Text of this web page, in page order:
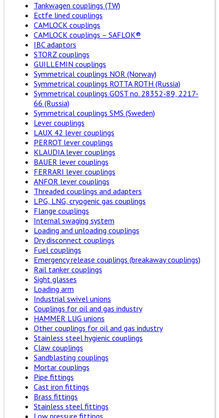
Tankwagen couplings (TW)
Ectfe lined couplings
CAMLOCK couplings
CAMLOCK couplings – SAFLOK®
IBC adaptors
STORZ couplings
GUILLEMIN couplings
Symmetrical couplings NOR (Norway)
Symmetrical couplings ROTTA ROTH (Russia)
Symmetrical couplings GOST no. 28352-89, 2217-
66 (Russia)
Symmetrical couplings SMS (Sweden)
Lever couplings
LAUX 42 lever couplings
PERROT lever couplings
KLAUDIA lever couplings
BAUER lever couplings
FERRARI lever couplings
ANFOR lever couplings
Threaded couplings and adapters
LPG, LNG, cryogenic gas couplings
Flange couplings
Internal swaging system
Loading and unloading couplings
Dry disconnect couplings
Fuel couplings
Emergency release couplings (breakaway couplings)
Rail tanker couplings
Sight glasses
Loading arm
Industrial swivel unions
Couplings for oil and gas industry
HAMMER LUG unions
Other couplings for oil and gas industry
Stainless steel hygienic couplings
Claw couplings
Sandblasting couplings
Mortar couplings
Pipe fittings
Cast iron fittings
Brass fittings
Stainless steel fittings